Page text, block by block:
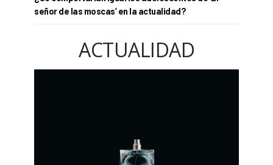
señor de las moscas’ en la actualidad?
ACTUALIDAD